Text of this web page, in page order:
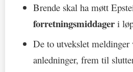
Brende skal ha møtt
forretningsmiddager i
De to utvekslet meldinger
anledninger, frem til